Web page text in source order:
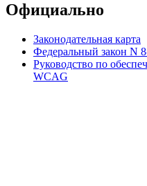
Официально
Законодательная карта
Федеральный закон N
Руководство по
WCAG